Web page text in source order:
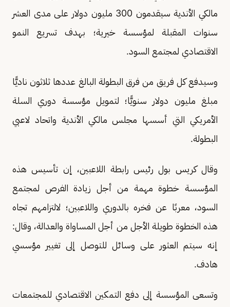
مالكي الأندية سيقدمون 300 مليون دولار على مدى العشر
سنوات المقبلة لمؤسسة خيرية؛ بهدف تسريع النمو
الاقتصادي لمجتمع السود.
وسيدفع كل فريق من فرق البطولة البالغ عددها ثلاثون ناديًّا
مبلغ مليون دولار سنويًّا؛ لتمويل مؤسسة دوري السلة
الأمريكي التي أسسها مجلس مالكي الأندية واتحاد لاعبي
البطولة.
وقال كريس بول رئيس رابطة اللاعبين، إن تأسيس هذه
المؤسسة خطوة مهمة من أجل زيادة الفرص لمجتمع
السود، معربًا عن فخره بالدوري واللاعبين؛ لالتزامهم تجاه
هذه الخطوة طويلة الأجل من أجل المساواة والعدالة، وقال:
إنه سيتم العثور على وسائل للتوصل إلى تغيير مؤسسي
هادف.
وتسعى المؤسسة إلى دفع التمكين الاقتصادي للمجتمعات